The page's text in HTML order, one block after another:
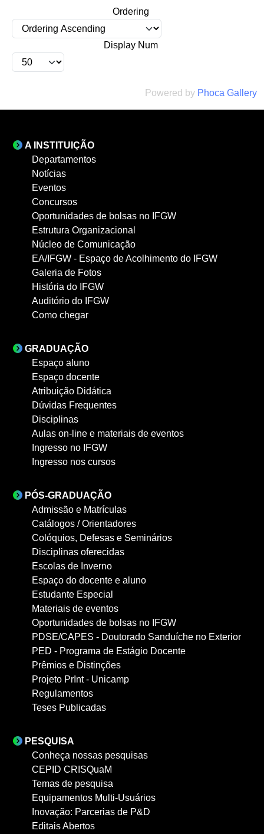
Ordering
Display Num
Powered by Phoca Gallery
A INSTITUIÇÃO
Departamentos
Notícias
Eventos
Concursos
Oportunidades de bolsas no IFGW
Estrutura Organizacional
Núcleo de Comunicação
EA/IFGW - Espaço de Acolhimento do IFGW
Galeria de Fotos
História do IFGW
Auditório do IFGW
Como chegar
GRADUAÇÃO
Espaço aluno
Espaço docente
Atribuição Didática
Dúvidas Frequentes
Disciplinas
Aulas on-line e materiais de eventos
Ingresso no IFGW
Ingresso nos cursos
PÓS-GRADUAÇÃO
Admissão e Matrículas
Catálogos / Orientadores
Colóquios, Defesas e Seminários
Disciplinas oferecidas
Escolas de Inverno
Espaço do docente e aluno
Estudante Especial
Materiais de eventos
Oportunidades de bolsas no IFGW
PDSE/CAPES - Doutorado Sanduíche no Exterior
PED - Programa de Estágio Docente
Prêmios e Distinções
Projeto PrInt - Unicamp
Regulamentos
Teses Publicadas
PESQUISA
Conheça nossas pesquisas
CEPID CRISQuaM
Temas de pesquisa
Equipamentos Multi-Usuários
Inovação: Parcerias de P&D
Editais Abertos